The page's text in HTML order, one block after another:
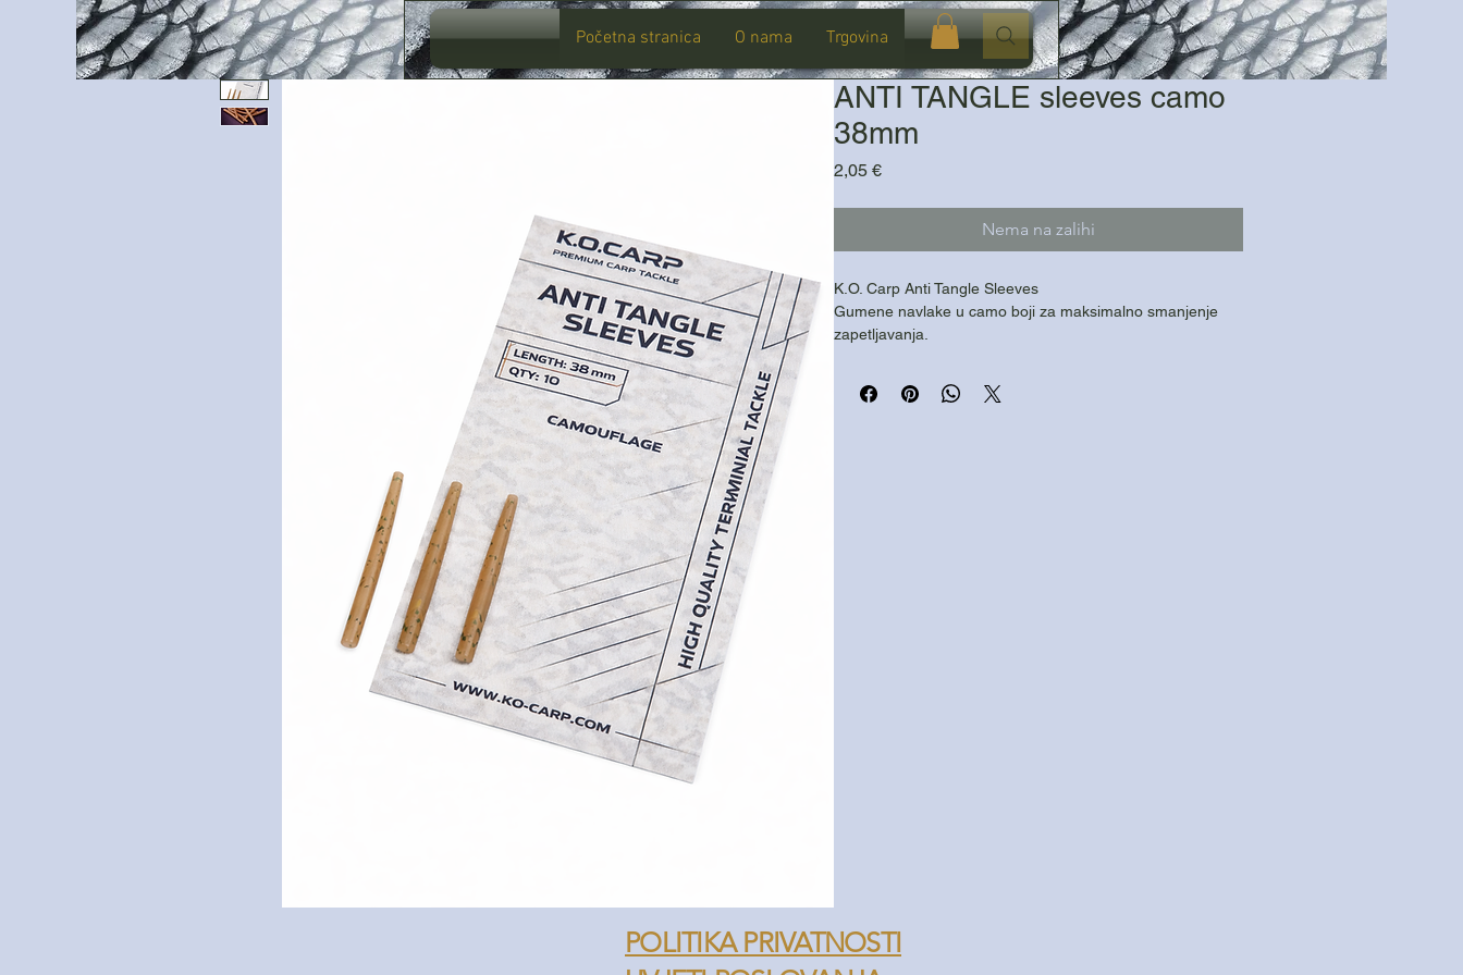
Početna stranica O nama Trgovina
ANTI TANGLE sleeves camo
38mm
2,05 €Cijena
Nema na zalihi
K.O. Carp Anti Tangle Sleeves
Gumene navlake u camo boji za maksimalno smanjenje
zapetljavanja.
Efikasno sprječavaju zapetljavanje predveza
Poboljšavaju poravnanje sistema pri izbačaju
POLITIKA PRIVATNOSTI